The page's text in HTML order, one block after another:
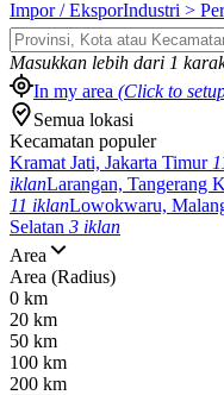
Impor / EksporIndustri >
Masukkan lebih dari 1
In my area (Click to
Semua lokasi
Kecamatan populer
Kramat Jati, Jakarta Timur
iklanLarangan, Tangerang
11 iklanLowokwaru,
Selatan 3 iklan
Area
Area (Radius)
0 km
20 km
50 km
100 km
200 km